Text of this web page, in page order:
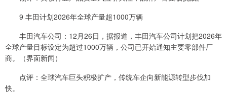
9 丰田计划2026年全球产量超1000万辆
丰田汽车公司：12月26日，据报道，丰田汽车公司计划把2026年
全球产量目标设定为超过1000万辆，公司已开始通知主要零部件厂
商。（界面新闻）
点评：全球汽车巨头积极扩产，传统车企向新能源转型步伐加
快。